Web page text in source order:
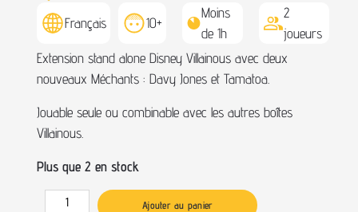
Français 10+
Moins
de 1h
2
joueurs
Extension stand alone Disney Villainous avec deux
nouveaux Méchants : Davy Jones et Tamatoa.
Jouable seule ou combinable avec les autres boîtes
Villainous.
Plus que 2 en stock
Ajouter au panier